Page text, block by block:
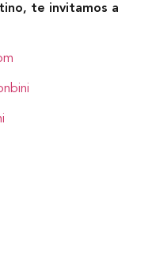
te invitamos a